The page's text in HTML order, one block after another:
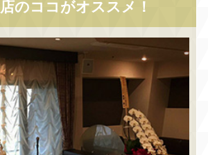
のココがオススメ！